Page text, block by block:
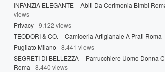
INFANZIA ELEGANTE – Abiti Da Cerimonia Bimbi
views
Privacy- 9.122 views
TEODORI & CO. – Camiceria Artigianale A Prati Roma
Pugilato Milano - 8.441 views
SEGRETI DI BELLEZZA – Parrucchiere Uomo Donna
Roma - 8.440 views